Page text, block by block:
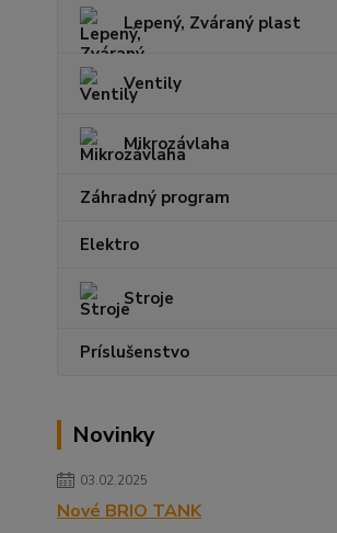
Lepený, Zváraný plast
Ventily
Mikrozávlaha
Záhradný program
Elektro
Stroje
Príslušenstvo
Novinky
03.02.2025
Nové BRIO TANK